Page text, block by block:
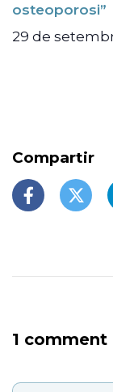
osteoporosi”
29 de
1 comment